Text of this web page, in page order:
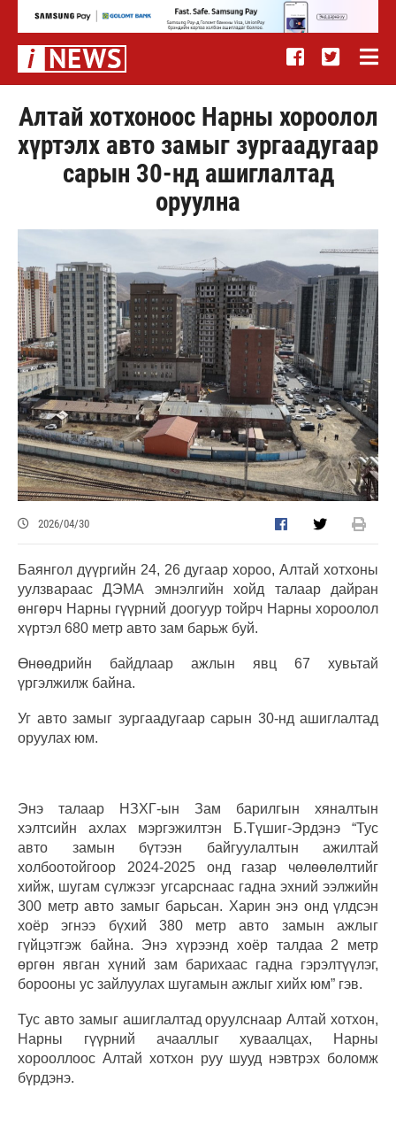
Алтай хотхоноос Нарны хороолол
хүртэлх авто замыг зургаадугаар
сарын 30-нд ашиглалтад
оруулна
2026/04/30
Баянгол дүүргийн 24, 26 дугаар хороо, Алтай хотхоны
уулзвараас ДЭМА эмнэлгийн хойд талаар дайран
өнгөрч Нарны гүүрний доогуур тойрч Нарны хороолол
хүртэл 680 метр авто зам барьж буй.
Өнөөдрийн байдлаар ажлын явц 67 хувьтай
үргэлжилж байна.
Уг авто замыг зургаадугаар сарын 30-нд ашиглалтад
оруулах юм.
Энэ талаар НЗХГ-ын Зам барилгын хяналтын
хэлтсийн ахлах мэргэжилтэн Б.Түшиг-Эрдэнэ “Тус
авто замын бүтээн байгуулалтын ажилтай
холбоотойгоор 2024-2025 онд газар чөлөөлөлтийг
хийж, шугам сүлжээг угсарснаас гадна эхний ээлжийн
300 метр авто замыг барьсан. Харин энэ онд үлдсэн
хоёр эгнээ бүхий 380 метр авто замын ажлыг
гүйцэтгэж байна. Энэ хүрээнд хоёр талдаа 2 метр
өргөн явган хүний зам барихаас гадна гэрэлтүүлэг,
борооны ус зайлуулах шугамын ажлыг хийх юм” гэв.
Тус авто замыг ашиглалтад оруулснаар Алтай хотхон,
Нарны гүүрний ачааллыг хуваалцах, Нарны
хорооллоос Алтай хотхон руу шууд нэвтрэх боломж
бүрдэнэ.